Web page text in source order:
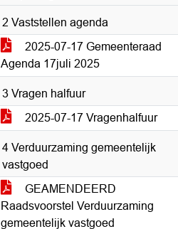
2 Vaststellen agenda
2025-07-17 Gemeenteraad
Agenda 17juli 2025
3 Vragen halfuur
2025-07-17 Vragenhalfuur
4 Verduurzaming gemeentelijk
vastgoed
GEAMENDEERD
Raadsvoorstel Verduurzaming
gemeentelijk vastgoed